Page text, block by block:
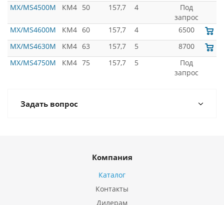
MX/MS4500M
КМ4 50 157,7 4
Под
запрос
MX/MS4600M
КМ4 60 157,7 4
6500
MX/MS4630M
КМ4 63 157,7 5
8700
MX/MS4750M
КМ4 75 157,7 5
Под
запрос
Задать вопрос
Компания
Каталог
Контакты
Дилерам